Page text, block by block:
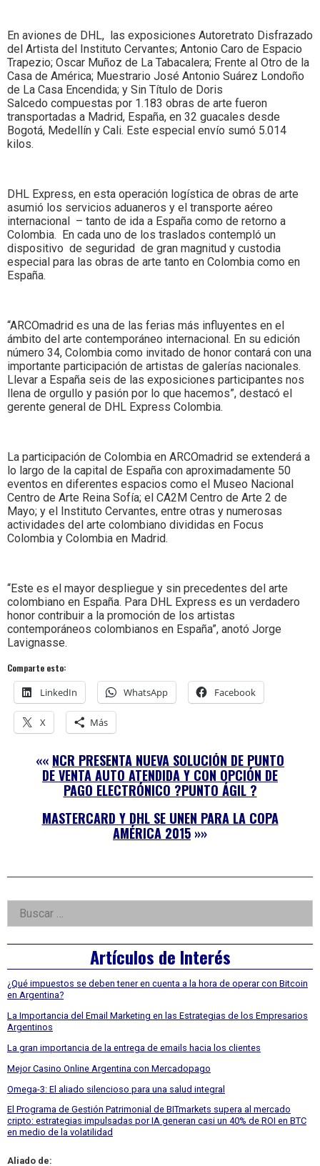
En aviones de DHL, las exposiciones Autoretrato Disfrazado
del Artista del Instituto Cervantes; Antonio Caro de Espacio
Trapezio; Oscar Muñoz de La Tabacalera; Frente al Otro de la
Casa de América; Muestrario José Antonio Suárez Londoño
de La Casa Encendida; y Sin Título de Doris
Salcedo compuestas por 1.183 obras de arte fueron
transportadas a Madrid, España, en 32 guacales desde
Bogotá, Medellín y Cali. Este especial envío sumó 5.014
kilos.
DHL Express, en esta operación logística de obras de arte
asumió los servicios aduaneros y el transporte aéreo
internacional – tanto de ida a España como de retorno a
Colombia. En cada uno de los traslados contempló un
dispositivo de seguridad de gran magnitud y custodia
especial para las obras de arte tanto en Colombia como en
España.
“ARCOmadrid es una de las ferias más influyentes en el
ámbito del arte contemporáneo internacional. En su edición
número 34, Colombia como invitado de honor contará con una
importante participación de artistas de galerías nacionales.
Llevar a España seis de las exposiciones participantes nos
llena de orgullo y pasión por lo que hacemos”, destacó el
gerente general de DHL Express Colombia.
La participación de Colombia en ARCOmadrid se extenderá a
lo largo de la capital de España con aproximadamente 50
eventos en diferentes espacios como el Museo Nacional
Centro de Arte Reina Sofía; el CA2M Centro de Arte 2 de
Mayo; y el Instituto Cervantes, entre otras y numerosas
actividades del arte colombiano divididas en Focus
Colombia y Colombia en Madrid.
“Este es el mayor despliegue y sin precedentes del arte
colombiano en España. Para DHL Express es un verdadero
honor contribuir a la promoción de los artistas
contemporáneos colombianos en España”, anotó Jorge
Lavignasse.
Comparte esto:
LinkedIn WhatsApp Facebook
X Más
«« NCR PRESENTA NUEVA SOLUCIÓN DE PUNTO
DE VENTA AUTO ATENDIDA Y CON OPCIÓN DE
PAGO ELECTRÓNICO ?PUNTO ÁGIL ?
MASTERCARD Y DHL SE UNEN PARA LA COPA
AMÉRICA 2015 »»
Right
Asides
Buscar:
Artículos de Interés
¿Qué impuestos se deben tener en cuenta a la hora de operar con Bitcoin
en Argentina?
La Importancia del Email Marketing en las Estrategias de los Empresarios
Argentinos
La gran importancia de la entrega de emails hacia los clientes
Mejor Casino Online Argentina con Mercadopago
Omega-3: El aliado silencioso para una salud integral
El Programa de Gestión Patrimonial de BITmarkets supera al mercado
cripto: estrategias impulsadas por IA generan casi un 40% de ROI en BTC
en medio de la volatilidad
Aliado de: